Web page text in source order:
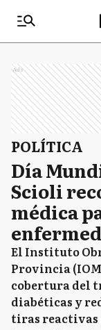
Ads
POLÍTICA
Día
Scioli
médica
El Instituto
Provincia
cobertura del
diabéticas y
tiras reactivas